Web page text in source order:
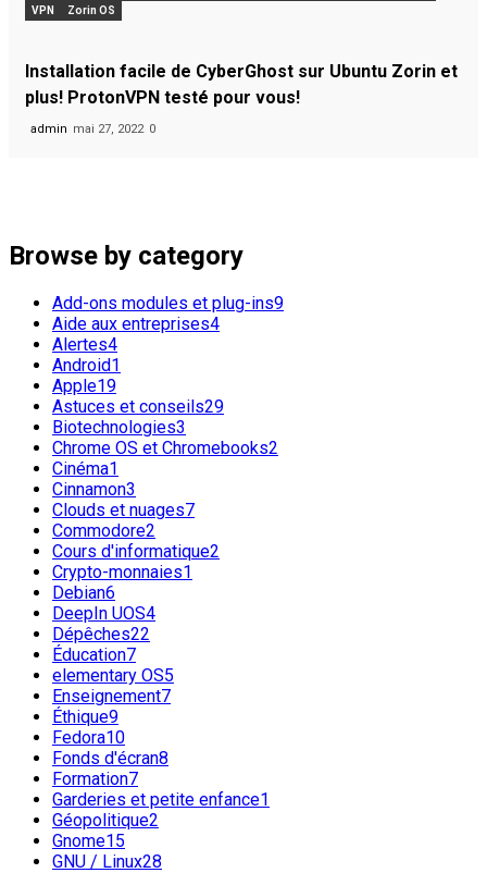
VPN
Zorin OS
Installation facile de CyberGhost sur Ubuntu Zorin et
plus! ProtonVPN testé pour vous!
admin mai 27, 2022 0
Browse by category
Add-ons modules et plug-ins9
Aide aux entreprises4
Alertes4
Android1
Apple19
Astuces et conseils29
Biotechnologies3
Chrome OS et Chromebooks2
Cinéma1
Cinnamon3
Clouds et nuages7
Commodore2
Cours d'informatique2
Crypto-monnaies1
Debian6
DeepIn UOS4
Dépêches22
Éducation7
elementary OS5
Enseignement7
Éthique9
Fedora10
Fonds d'écran8
Formation7
Garderies et petite enfance1
Géopolitique2
Gnome15
GNU / Linux28